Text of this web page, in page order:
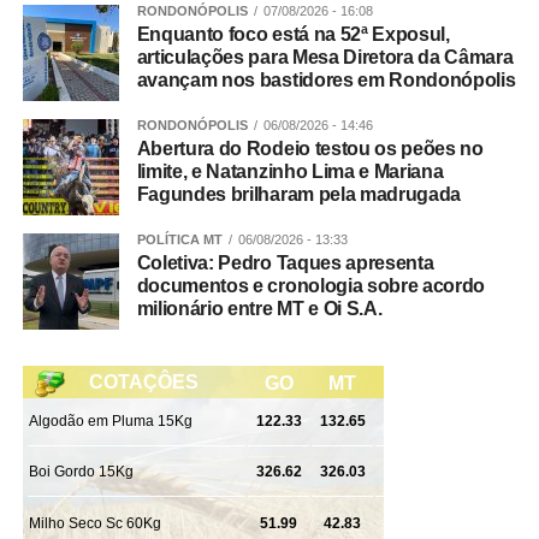
reconhecer e nomear aquilo que está sentindo”, sugere
Andreia.
Segundo ela, acolher emoções como tristeza, medo,
frustração e raiva, sem abrir mão de regras claras e
consistentes, ajuda a criança a desenvolver recursos
para lidar com esses sentimentos de maneira saudável.
E quando o adulto perde a paciência?
Andreia lembra que nenhum cuidador é perfeito e que
perder a paciência eventualmente faz parte da
tão importante quanto estabelecer limites.
“Quando o adulto reconhece o erro, explica o que
criança aprende algo importante: todo mundo erra, mas é
possível assumir isso e reconstruir a relação através do
RONDONÓPOLIS 07/08/2026 - 16:08
Enquanto foco está na 52ª Exposul,
articulações para Mesa Diretora da Câmara
avançam nos bastidores em Rondonópolis
RONDONÓPOLIS 06/08/2026 - 14:46
Abertura do Rodeio testou os peões no
limite, e Natanzinho Lima e Mariana
Fagundes brilharam pela madrugada
POLÍTICA MT 06/08/2026 - 13:33
Coletiva: Pedro Taques apresenta
documentos e cronologia sobre acordo
milionário entre MT e Oi S.A.